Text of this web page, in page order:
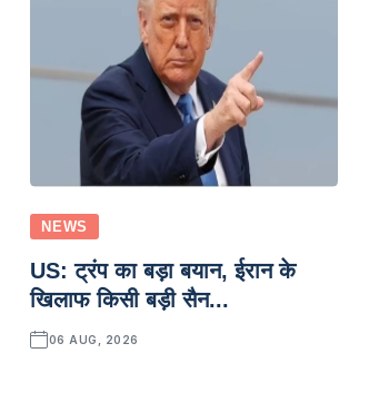
NEWS
US: ट्रंप का बड़ा बयान, ईरान के
खिलाफ किसी बड़ी सैन...
06 AUG, 2026